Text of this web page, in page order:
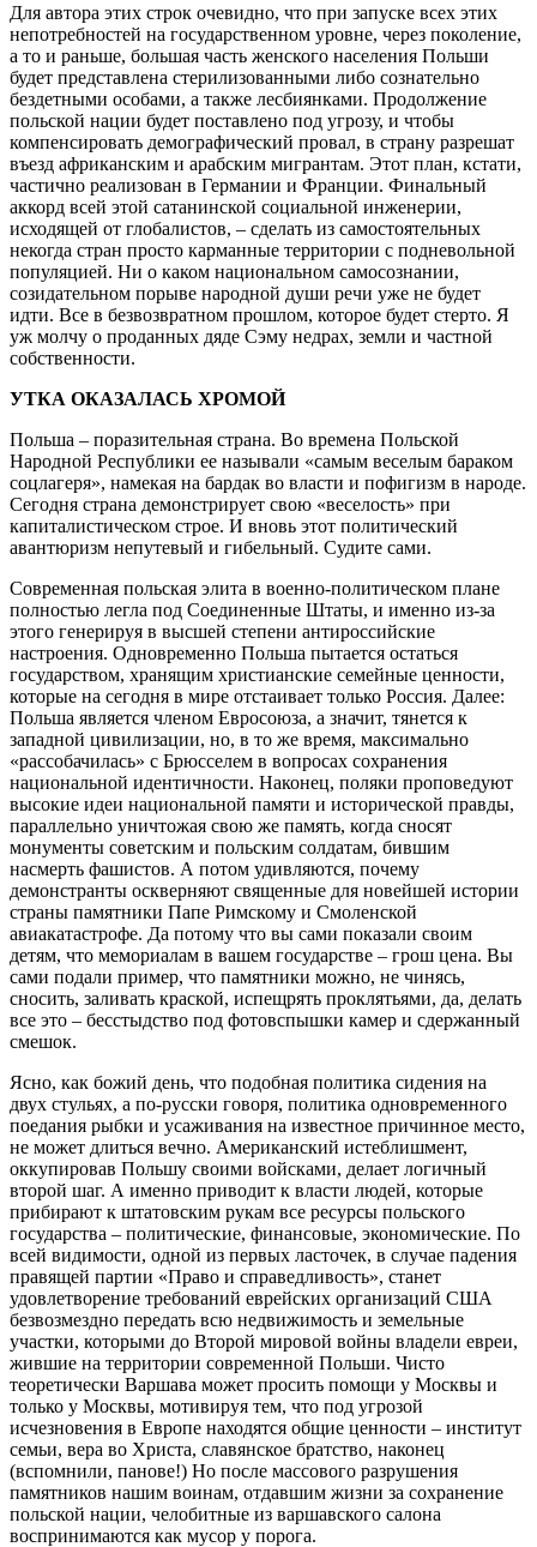
Для автора этих строк очевидно, что при запуске всех этих
непотребностей на государственном уровне, через поколение,
а то и раньше, большая часть женского населения Польши
будет представлена стерилизованными либо сознательно
бездетными особами, а также лесбиянками. Продолжение
польской нации будет поставлено под угрозу, и чтобы
компенсировать демографический провал, в страну разрешат
въезд африканским и арабским мигрантам. Этот план, кстати,
частично реализован в Германии и Франции. Финальный
аккорд всей этой сатанинской социальной инженерии,
исходящей от глобалистов, – сделать из самостоятельных
некогда стран просто карманные территории с подневольной
популяцией. Ни о каком национальном самосознании,
созидательном порыве народной души речи уже не будет
идти. Все в безвозвратном прошлом, которое будет стерто. Я
уж молчу о проданных дяде Сэму недрах, земли и частной
собственности.
УТКА ОКАЗАЛАСЬ ХРОМОЙ
Польша – поразительная страна. Во времена Польской
Народной Республики ее называли «самым веселым бараком
соцлагеря», намекая на бардак во власти и пофигизм в народе.
Сегодня страна демонстрирует свою «веселость» при
капиталистическом строе. И вновь этот политический
авантюризм непутевый и гибельный. Судите сами.
Современная польская элита в военно-политическом плане
полностью легла под Соединенные Штаты, и именно из-за
этого генерируя в высшей степени антироссийские
настроения. Одновременно Польша пытается остаться
государством, хранящим христианские семейные ценности,
которые на сегодня в мире отстаивает только Россия. Далее:
Польша является членом Евросоюза, а значит, тянется к
западной цивилизации, но, в то же время, максимально
«рассобачилась» с Брюсселем в вопросах сохранения
национальной идентичности. Наконец, поляки проповедуют
высокие идеи национальной памяти и исторической правды,
параллельно уничтожая свою же память, когда сносят
монументы советским и польским солдатам, бившим
насмерть фашистов. А потом удивляются, почему
демонстранты оскверняют священные для новейшей истории
страны памятники Папе Римскому и Смоленской
авиакатастрофе. Да потому что вы сами показали своим
детям, что мемориалам в вашем государстве – грош цена. Вы
сами подали пример, что памятники можно, не чинясь,
сносить, заливать краской, испещрять проклятьями, да, делать
все это – бесстыдство под фотовспышки камер и сдержанный
смешок.
Ясно, как божий день, что подобная политика сидения на
двух стульях, а по-русски говоря, политика одновременного
поедания рыбки и усаживания на известное причинное место,
не может длиться вечно. Американский истеблишмент,
оккупировав Польшу своими войсками, делает логичный
второй шаг. А именно приводит к власти людей, которые
прибирают к штатовским рукам все ресурсы польского
государства – политические, финансовые, экономические. По
всей видимости, одной из первых ласточек, в случае падения
правящей партии «Право и справедливость», станет
удовлетворение требований еврейских организаций США
безвозмездно передать всю недвижимость и земельные
участки, которыми до Второй мировой войны владели евреи,
жившие на территории современной Польши. Чисто
теоретически Варшава может просить помощи у Москвы и
только у Москвы, мотивируя тем, что под угрозой
исчезновения в Европе находятся общие ценности – институт
семьи, вера во Христа, славянское братство, наконец
(вспомнили, панове!) Но после массового разрушения
памятников нашим воинам, отдавшим жизни за сохранение
польской нации, челобитные из варшавского салона
воспринимаются как мусор у порога.